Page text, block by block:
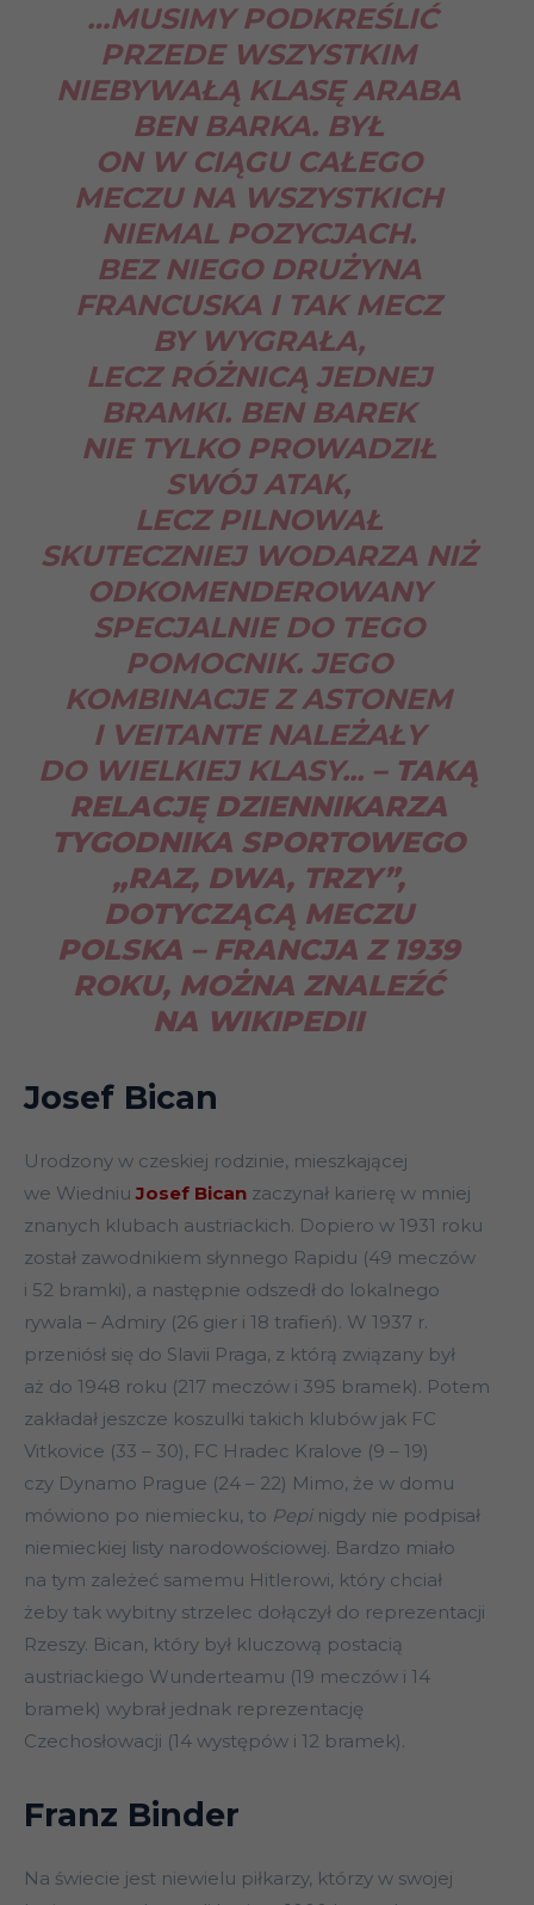
…MUSIMY PODKREŚLIĆ
PRZEDE WSZYSTKIM
NIEBYWAŁĄ KLASĘ ARABA
BEN BARKA. BYŁ
ON W CIĄGU CAŁEGO
MECZU NA WSZYSTKICH
NIEMAL POZYCJACH.
BEZ NIEGO DRUŻYNA
FRANCUSKA I TAK MECZ
BY WYGRAŁA,
LECZ RÓŻNICĄ JEDNEJ
BRAMKI. BEN BAREK
NIE TYLKO PROWADZIŁ
SWÓJ ATAK,
LECZ PILNOWAŁ
SKUTECZNIEJ WODARZA NIŻ
ODKOMENDEROWANY
SPECJALNIE DO TEGO
POMOCNIK. JEGO
KOMBINACJE Z ASTONEM
I VEITANTE NALEŻAŁY
DO WIELKIEJ KLASY... – TAKĄ
RELACJĘ DZIENNIKARZA
TYGODNIKA SPORTOWEGO
„RAZ, DWA, TRZY”,
DOTYCZĄCĄ MECZU
POLSKA – FRANCJA Z 1939
ROKU, MOŻNA ZNALEŹĆ
NA WIKIPEDII
Josef Bican
Urodzony w czeskiej rodzinie, mieszkającej
we WiedniuJosef Bican zaczynał karierę w mniej
znanych klubach austriackich. Dopiero w 1931 roku
został zawodnikiem słynnego Rapidu (49 meczów
i 52 bramki), a następnie odszedł do lokalnego
rywala – Admiry (26 gier i 18 trafień). W 1937 r.
przeniósł się do Slavii Praga, z którą związany był
aż do 1948 roku (217 meczów i 395 bramek). Potem
zakładał jeszcze koszulki takich klubów jak FC
Vitkovice (33 – 30), FC Hradec Kralove (9 – 19)
czy Dynamo Prague (24 – 22) Mimo, że w domu
mówiono po niemiecku, to Pepinigdy nie podpisał
niemieckiej listy narodowościowej. Bardzo miało
na tym zależeć samemu Hitlerowi, który chciał
żeby tak wybitny strzelec dołączył do reprezentacji
Rzeszy. Bican, który był kluczową postacią
austriackiego Wunderteamu (19 meczów i 14
bramek) wybrał jednak reprezentację
Czechosłowacji (14 występów i 12 bramek).
Franz Binder
Na świecie jest niewielu piłkarzy, którzy w swojej